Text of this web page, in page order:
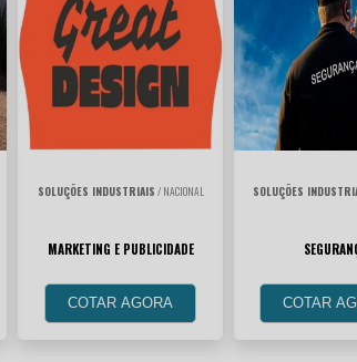
SOLUÇÕES INDUSTRIAIS / NACIONAL
MARKETING E PUBLICIDADE
COTAR AGORA
SOLUÇÕES
COTAR